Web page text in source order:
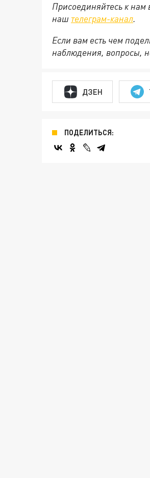
Присоединяйтесь к нам
наш телеграм-канал.
Если вам есть чем
наблюдения, вопросы,
ДЗЕН
ПОДЕЛИТЬСЯ: